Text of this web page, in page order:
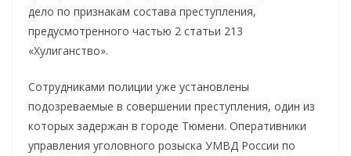
дело по признакам состава преступления,
предусмотренного частью 2 статьи 213
«Хулиганство».
Сотрудниками полиции уже установлены
подозреваемые в совершении преступления, один из
которых задержан в городе Тюмени. Оперативники
управления уголовного розыска УМВД России по